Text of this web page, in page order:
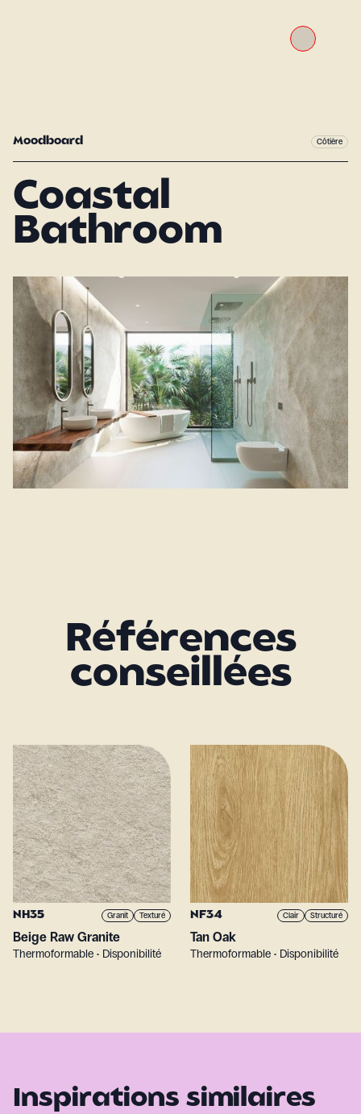
Moodboard Côtière
Coastal
Bathroom
Références
conseillées
NH35 Granit Texturé
Beige Raw Granite
Thermoformable • Disponibilité
NF34 Clair Structuré
Tan Oak
Thermoformable • Disponibilité
Inspirations similaires